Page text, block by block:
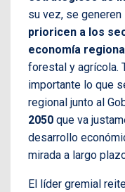
su vez, se generen
prioricen a los
economía
forestal y agrícola.
importante lo que
regional junto al
2050 que va
desarrollo
mirada a largo
El líder gremial